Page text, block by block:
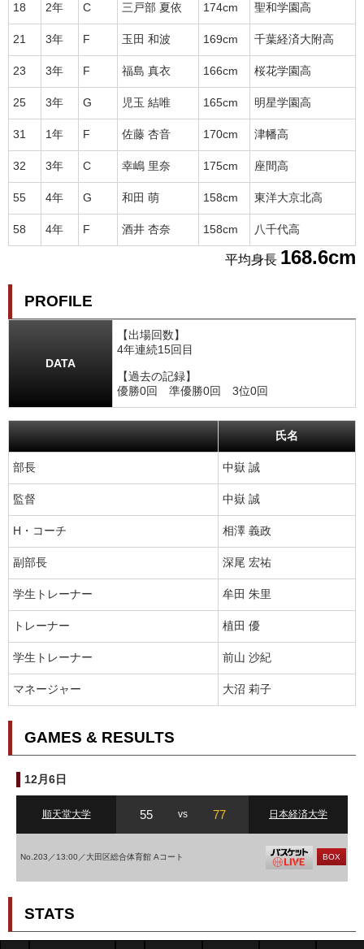
18 2年 C 三戸部 夏依 174cm 聖和学園高
21 3年 F 玉田 和波 169cm 千葉経済大附高
23 3年 F 福島 真衣 166cm 桜花学園高
25 3年 G 児玉 結唯 165cm 明星学園高
31 1年 F 佐藤 杏音 170cm 津幡高
32 3年 C 幸嶋 里奈 175cm 座間高
55 4年 G 和田 萌 158cm 東洋大京北高
58 4年 F 酒井 杏奈 158cm 八千代高
平均身長 168.6cm
PROFILE
DATA
【出場回数】
4年連続15回目
【過去の記録】
優勝0回 準優勝0回 3位0回
氏名
部長 中嶽 誠
監督 中嶽 誠
H・コーチ 相澤 義政
副部長 深尾 宏祐
学生トレーナー 牟田 朱里
トレーナー 植田 優
学生トレーナー 前山 沙紀
マネージャー 大沼 莉子
GAMES & RESULTS
12月6日
順天堂大学 55 vs 77 日本経済大学
No.203／13:00／大田区総合体育館 Aコート BOX
STATS